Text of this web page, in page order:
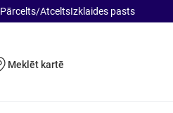
Pārcelts/AtceltsIzklaides pasts
Meklēt kartē